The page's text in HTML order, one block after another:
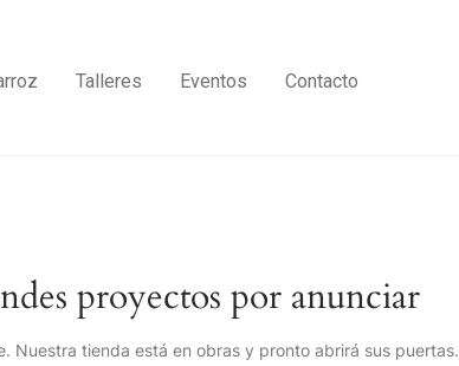
Talleres Eventos Contacto
proyectos por anunciar
Nuestra tienda está en obras y pronto abrirá sus puertas.